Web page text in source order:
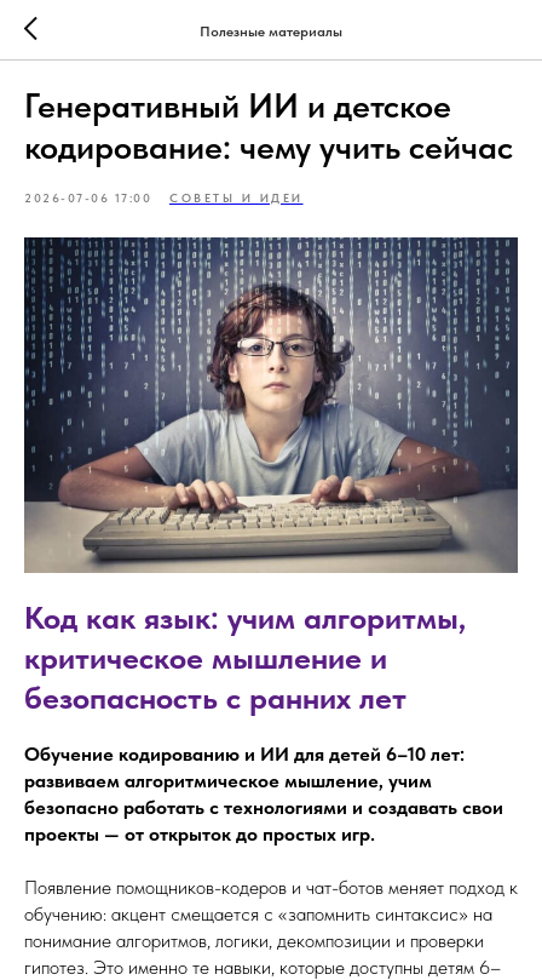
Полезные материалы
Генеративный ИИ и детское
кодирование: чему учить сейчас
2026-07-06 17:00 СОВЕТЫ И ИДЕИ
Код как язык: учим алгоритмы,
критическое мышление и
безопасность с ранних лет
Обучение кодированию и ИИ для детей 6–10 лет:
развиваем алгоритмическое мышление, учим
безопасно работать с технологиями и создавать свои
проекты — от открыток до простых игр.
Появление помощников-кодеров и чат-ботов меняет подход к
обучению: акцент смещается с «запомнить синтаксис» на
понимание алгоритмов, логики, декомпозиции и проверки
гипотез. Это именно те навыки, которые доступны детям 6–